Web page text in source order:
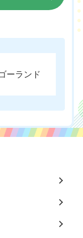
ーランド